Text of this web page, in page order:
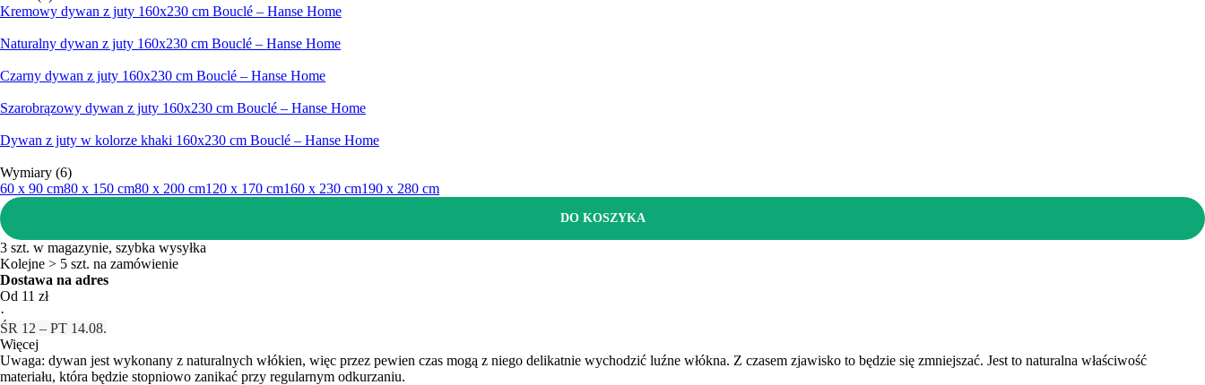
Kremowy dywan z juty 160x230 cm Bouclé – Hanse Home
Naturalny dywan z juty 160x230 cm Bouclé – Hanse Home
Czarny dywan z juty 160x230 cm Bouclé – Hanse Home
Szarobrązowy dywan z juty 160x230 cm Bouclé – Hanse Home
Dywan z juty w kolorze khaki 160x230 cm Bouclé – Hanse Home
Wymiary (6)
60 x 90 cm80 x 150 cm80 x 200 cm120 x 170 cm160 x 230 cm190 x 280 cm
DO KOSZYKA
3 szt. w magazynie, szybka wysyłka
Kolejne > 5 szt. na zamówienie
Dostawa na adres
Od 11 zł
·
ŚR 12 – PT 14.08.
Więcej
Uwaga: dywan jest wykonany z naturalnych włókien, więc przez pewien czas mogą z niego delikatnie wychodzić luźne włókna. Z czasem zjawisko to będzie się zmniejszać. Jest to naturalna właściwość
materiału, która będzie stopniowo zanikać przy regularnym odkurzaniu.